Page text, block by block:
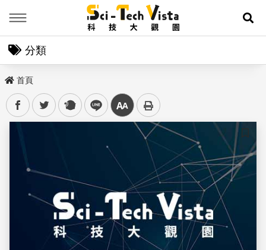
展
分類
首頁
facebooktwitter plurk line 中
儲存